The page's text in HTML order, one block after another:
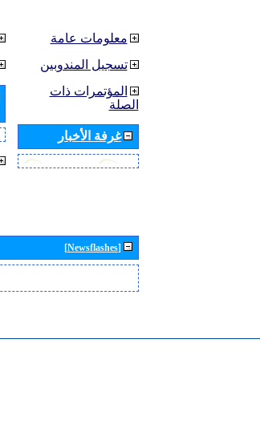
معلومات عامة
تسجيل المندوبين
المؤتمرات ذات
الصلة
غرفة الأخبار
[Newsflashes]